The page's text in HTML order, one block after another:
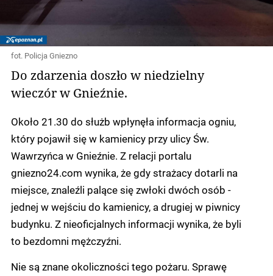
fot. Policja Gniezno
Do zdarzenia doszło w niedzielny
wieczór w Gnieźnie.
Około 21.30 do służb wpłynęła informacja ogniu,
który pojawił się w kamienicy przy ulicy Św.
Wawrzyńca w Gnieźnie. Z relacji portalu
gniezno24.com wynika, że gdy strażacy dotarli na
miejsce, znaleźli palące się zwłoki dwóch osób -
jednej w wejściu do kamienicy, a drugiej w piwnicy
budynku. Z nieoficjalnych informacji wynika, że byli
to bezdomni mężczyźni.
Nie są znane okoliczności tego pożaru. Sprawę